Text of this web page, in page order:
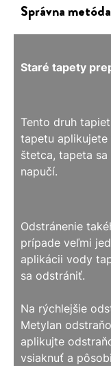
Správna
Staré tapety
Tento druh
tapetu
štetca, tapeta
napučí.
Odstránenie
prípade veľmi
aplikácii vody
sa odstrániť.
Na rýchlejšie
Metylan
aplikujte
vsiaknuť a